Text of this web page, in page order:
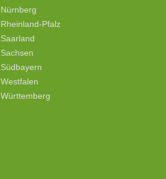
Nürnberg
Rheinland-Pfalz
Saarland
Sachsen
Südbayern
Westfalen
Württemberg